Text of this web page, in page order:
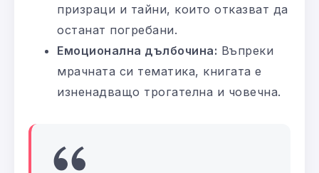
призраци и тайни, които отказват да
останат погребани.
Емоционална дълбочина: Въпреки
мрачната си тематика, книгата е
изненадващо трогателна и човечна.